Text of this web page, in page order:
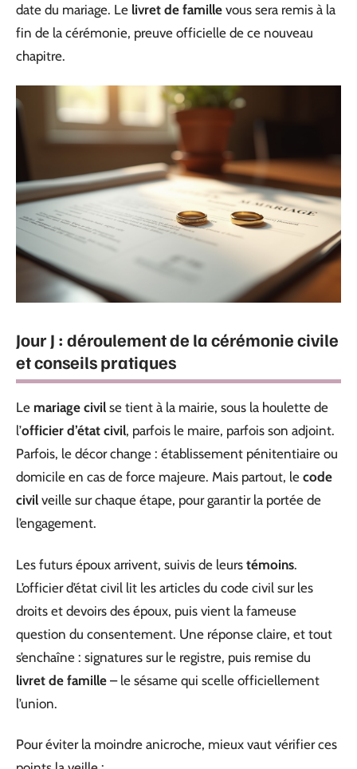
date du mariage. Le livret de famille vous sera remis à la
fin de la cérémonie, preuve officielle de ce nouveau
chapitre.
Jour J : déroulement de la cérémonie civile
et conseils pratiques
Le mariage civil se tient à la mairie, sous la houlette de
l’officier d’état civil, parfois le maire, parfois son adjoint.
Parfois, le décor change : établissement pénitentiaire ou
domicile en cas de force majeure. Mais partout, le code
civil veille sur chaque étape, pour garantir la portée de
l’engagement.
Les futurs époux arrivent, suivis de leurs témoins.
L’officier d’état civil lit les articles du code civil sur les
droits et devoirs des époux, puis vient la fameuse
question du consentement. Une réponse claire, et tout
s’enchaîne : signatures sur le registre, puis remise du
livret de famille – le sésame qui scelle officiellement
l’union.
Pour éviter la moindre anicroche, mieux vaut vérifier ces